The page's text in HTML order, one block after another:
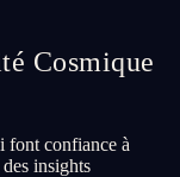
Cosmique
font confiance à
insights